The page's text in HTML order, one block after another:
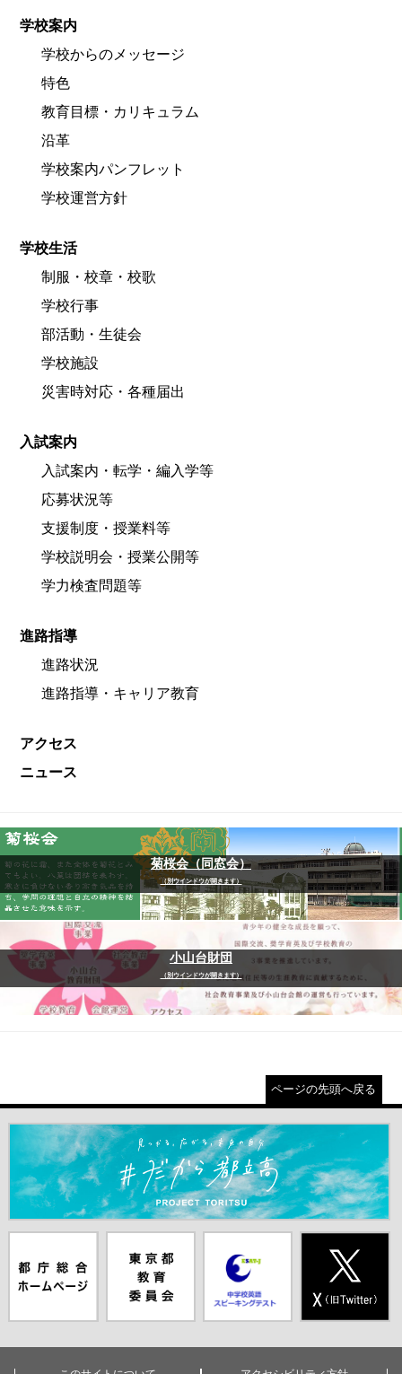
学校案内
学校からのメッセージ
特色
教育目標・カリキュラム
沿革
学校案内パンフレット
学校運営方針
学校生活
制服・校章・校歌
学校行事
部活動・生徒会
学校施設
災害時対応・各種届出
入試案内
入試案内・転学・編入学等
応募状況等
支援制度・授業料等
学校説明会・授業公開等
学力検査問題等
進路指導
進路状況
進路指導・キャリア教育
アクセス
ニュース
菊桜会（同窓会）
（別ウインドウが開きます）
小山台財団
（別ウインドウが開きます）
ページの先頭へ戻る
＃だから都立高（別ウインドウが開きます）
ムページ（別
ウインドウが
員会（別ウイ
ンドウが開き
ピーキングテ
スト（別ウイ
ンドウが開き
（別ウインド
ウが開きま
す）